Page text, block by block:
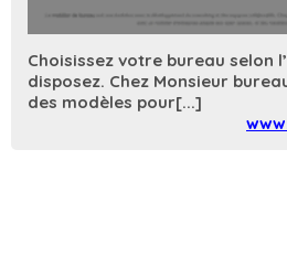
Choisissez votre bureau selon
disposez. Chez Monsieur
des modèles pour[...]